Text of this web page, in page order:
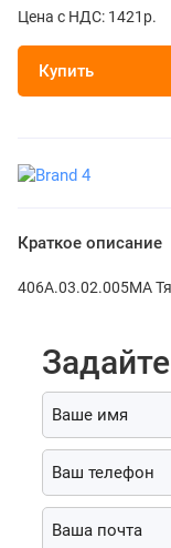
Цена с НДС: 1421р.
Купить
Краткое описание
406А.03.02.005МА